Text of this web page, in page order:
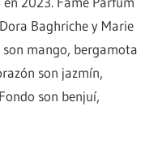
Baghriche y Marie
son mango, bergamota
son jazmín,
son benjuí,